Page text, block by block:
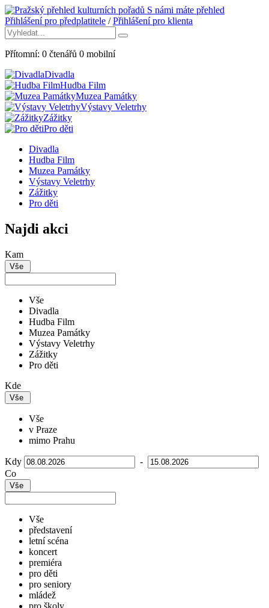
S námi máte přehled
Přihlášení pro předplatitele /Přihlášení pro klienta
Přítomní: 0 čtenářů 0 mobilní
Divadla
Hudba Film
Muzea Památky
Výstavy Veletrhy
Zážitky
Pro děti
Divadla
Hudba Film
Muzea Památky
Výstavy Veletrhy
Zážitky
Pro děti
Najdi akci
Kam
Vše
Vše
Divadla
Hudba Film
Muzea Památky
Výstavy Veletrhy
Zážitky
Pro děti
Kde
Vše
Vše
v Praze
mimo Prahu
Kdy
-
Co
Vše
Vše
představení
letní scéna
koncert
premiéra
pro děti
pro seniory
mládež
pro školy